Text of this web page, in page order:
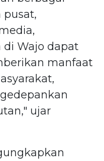
di Wajo dapat
manfaat
ujar